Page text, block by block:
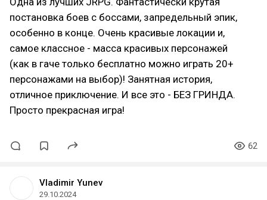
постановка боев с боссами, запредельный эпик,
особенно в конце. Очень красивые локации и,
самое классное - масса красивых персонажей
(как в гаче только бесплатно можно играть 20+
персонажами на выбор)! Занятная история,
отличное приключение. И все это - БЕЗ ГРИНДА.
Просто прекрасная игра!
62
Vladimir Yunev
29.10.2024